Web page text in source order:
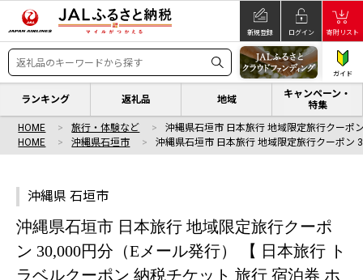
新規登録 ログイン 寄附リスト
ガイド
ランキング 返礼品 地域
キャンペーン・
特集
HOME 旅行・体験など
沖縄県石垣市 日本旅行 地域限定旅行クーポ
HOME
沖縄県石垣市 沖縄県石垣市 日本旅行 地域限定旅行クーポン
沖縄県 石垣市
沖縄県石垣市 日本旅行 地域限定旅行クーポ
ン 30,000円分（Eメール発行） 【 日本旅行 ト
ラベルクーポン 納税チケット 旅行 宿泊券 ホ